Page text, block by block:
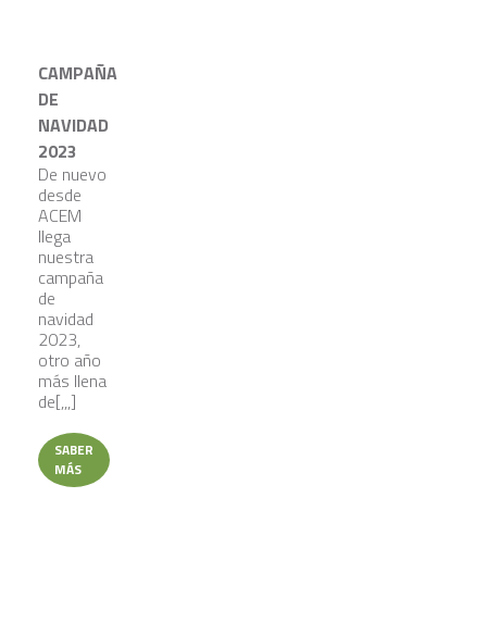
CAMPAÑA
DE
NAVIDAD
2023
De nuevo
desde
ACEM
llega
nuestra
campaña
de
navidad
2023,
otro año
más llena
de[,,,]
SABER
MÁS